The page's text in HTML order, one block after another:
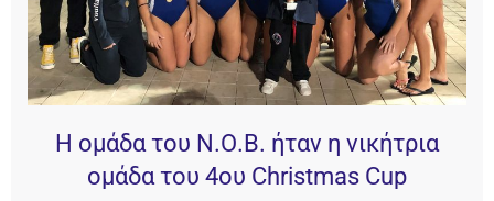
Η ομάδα του Ν.Ο.Β. ήταν η νικήτρια
ομάδα του 4ου Christmas Cup